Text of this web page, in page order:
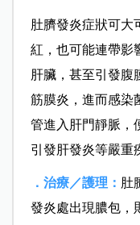
肚臍發炎症狀可大
紅，也可能連帶影
肝臟，甚至引發腹
筋膜炎，進而感染
管進入肝門靜脈，
引發肝發炎等嚴重
．治療／護理： 肚
發炎處出現膿包，